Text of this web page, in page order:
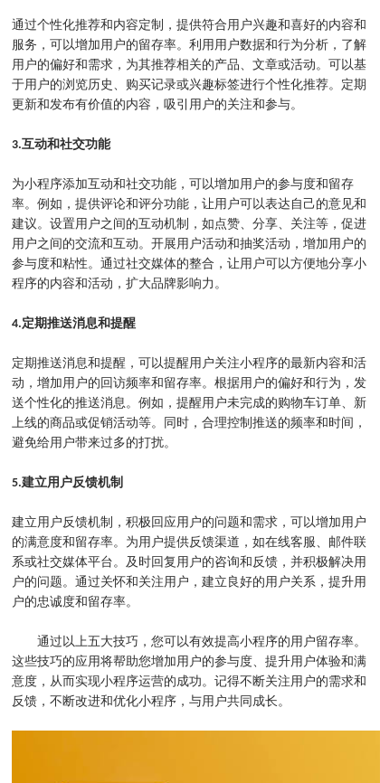
通过个性化推荐和内容定制，提供符合用户兴趣和喜好的内容和
服务，可以增加用户的留存率。利用用户数据和行为分析，了解
用户的偏好和需求，为其推荐相关的产品、文章或活动。可以基
于用户的浏览历史、购买记录或兴趣标签进行个性化推荐。定期
更新和发布有价值的内容，吸引用户的关注和参与。
3.互动和社交功能
为小程序添加互动和社交功能，可以增加用户的参与度和留存
率。例如，提供评论和评分功能，让用户可以表达自己的意见和
建议。设置用户之间的互动机制，如点赞、分享、关注等，促进
用户之间的交流和互动。开展用户活动和抽奖活动，增加用户的
参与度和粘性。通过社交媒体的整合，让用户可以方便地分享小
程序的内容和活动，扩大品牌影响力。
4.定期推送消息和提醒
定期推送消息和提醒，可以提醒用户关注小程序的最新内容和活
动，增加用户的回访频率和留存率。根据用户的偏好和行为，发
送个性化的推送消息。例如，提醒用户未完成的购物车订单、新
上线的商品或促销活动等。同时，合理控制推送的频率和时间，
避免给用户带来过多的打扰。
5.建立用户反馈机制
建立用户反馈机制，积极回应用户的问题和需求，可以增加用户
的满意度和留存率。为用户提供反馈渠道，如在线客服、邮件联
系或社交媒体平台。及时回复用户的咨询和反馈，并积极解决用
户的问题。通过关怀和关注用户，建立良好的用户关系，提升用
户的忠诚度和留存率。
通过以上五大技巧，您可以有效提高小程序的用户留存率。
这些技巧的应用将帮助您增加用户的参与度、提升用户体验和满
意度，从而实现小程序运营的成功。记得不断关注用户的需求和
反馈，不断改进和优化小程序，与用户共同成长。